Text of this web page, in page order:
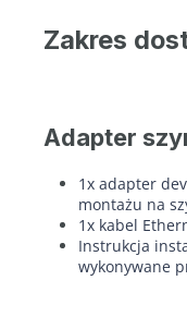
Zakres
Adapter
1x adapter
montażu na
1x kabel
Instrukcja
wykonywane